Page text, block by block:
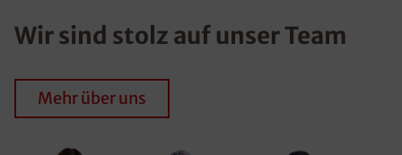
Wir sind stolz auf unser Team
Mehr über uns